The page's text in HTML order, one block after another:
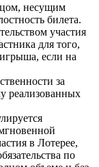
несущим
билета.
участия
для того,
если на
за
реализованных
в Лотерее,
по